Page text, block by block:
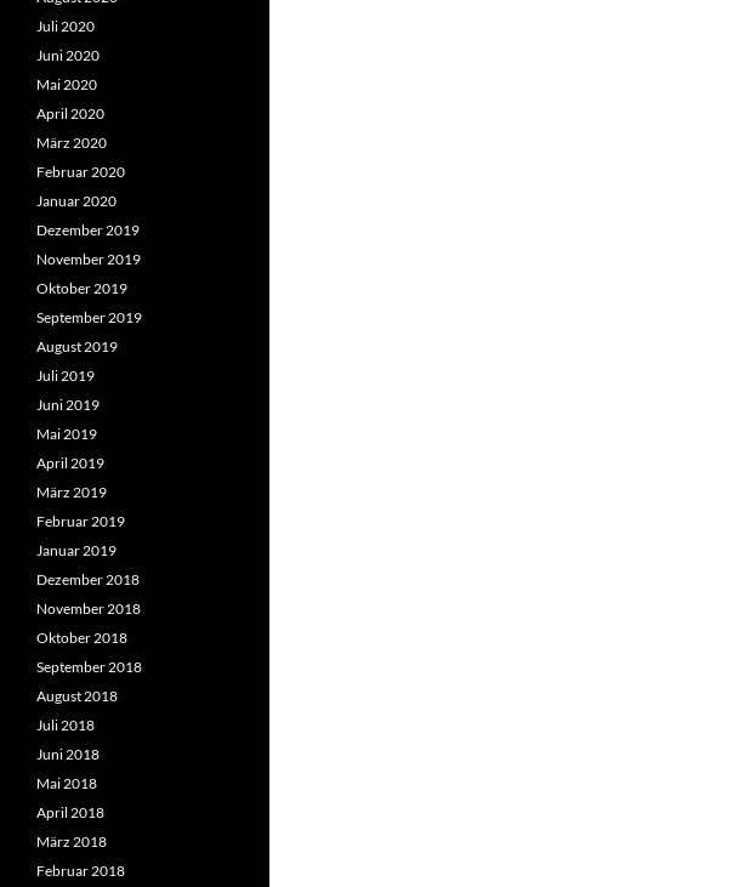
Juli 2020
Juni 2020
Mai 2020
April 2020
März 2020
Februar 2020
Januar 2020
Dezember 2019
November 2019
Oktober 2019
September 2019
August 2019
Juli 2019
Juni 2019
Mai 2019
April 2019
März 2019
Februar 2019
Januar 2019
Dezember 2018
November 2018
Oktober 2018
September 2018
August 2018
Juli 2018
Juni 2018
Mai 2018
April 2018
März 2018
Februar 2018